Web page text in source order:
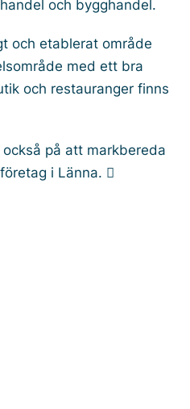
och bygghandel.
och etablerat område
med ett bra
och restauranger finns
på att markbereda
i Länna. 